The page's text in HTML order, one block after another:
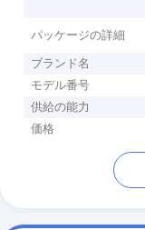
パッケージの詳細
ブランド名
モデル番号
供給の能力
価格